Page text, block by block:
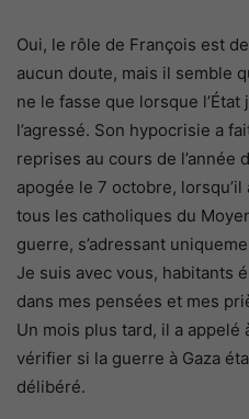
Oui, le rôle de François est
aucun doute, mais il semble
ne le fasse que lorsque l’État
l’agressé. Son hypocrisie a
reprises au cours de l’année
apogée le 7 octobre,
tous les catholiques du
guerre, s’adressant
Je suis avec vous, habitants
dans mes pensées et mes
Un mois plus tard, il a
vérifier si la guerre à Gaza
délibéré. ​​